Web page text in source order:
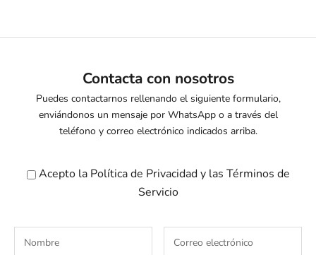
Contacta con nosotros
Puedes contactarnos rellenando el siguiente formulario,
enviándonos un mensaje por WhatsApp o a través del
teléfono y correo electrónico indicados arriba.
Acepto la Política de Privacidady las Términos de
Servicio